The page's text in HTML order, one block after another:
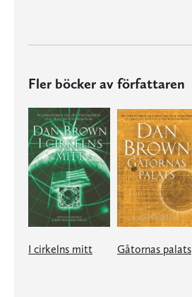
Fler böcker av författaren
I cirkelns mitt Gåtornas palats